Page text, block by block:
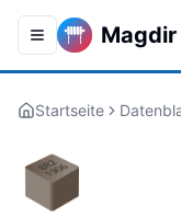
Toggle navigation
Magdir
Startseite